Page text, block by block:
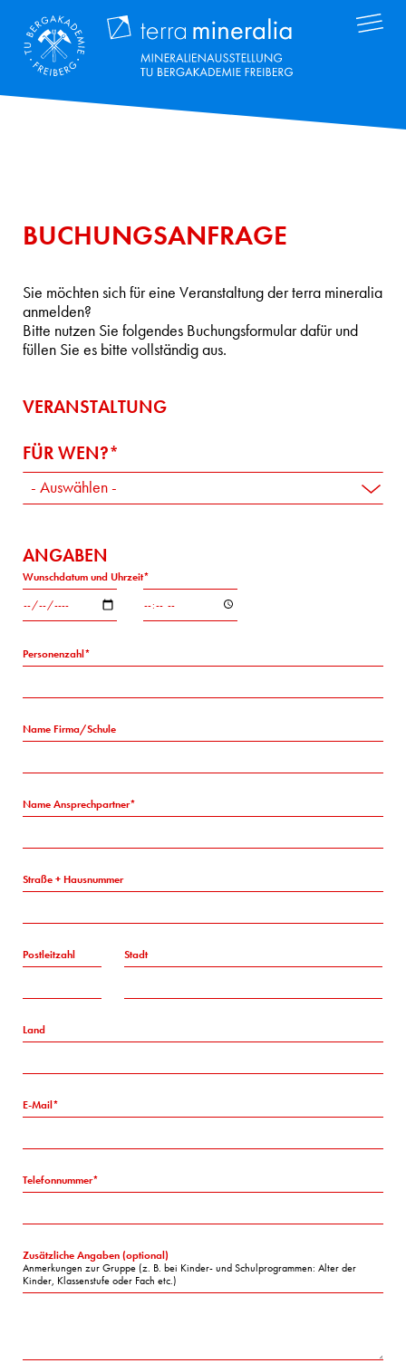
Inhalt
Terra
BUCHUNGSANFRAGE
Sie möchten sich für eine Veranstaltung der terra mineralia
anmelden?
Bitte nutzen Sie folgendes Buchungsformular dafür und
füllen Sie es bitte vollständig aus.
VERANSTALTUNG
FÜR WEN?
- Auswählen -
ANGABEN
Wunschdatum und Uhrzeit
Wunschdatum
Date
Wunschdatum
Personenzahl
Name Firma/Schule
Name Ansprechpartner
Straße + Hausnummer
Postleitzahl Stadt
Land
E-Mail
Telefonnummer
Zusätzliche Angaben (optional)
Anmerkungen zur Gruppe (z. B. bei Kinder- und Schulprogrammen: Alter der
Kinder, Klassenstufe oder Fach etc.)